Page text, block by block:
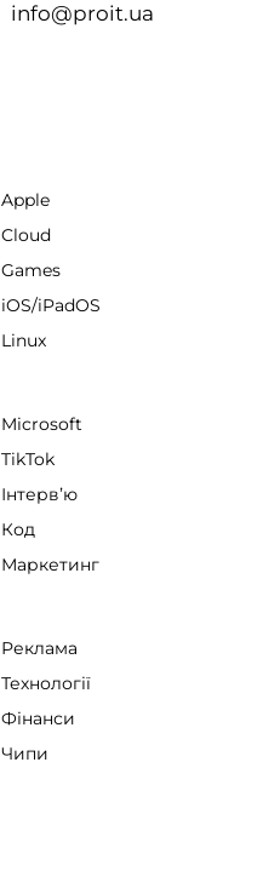
info@proit.ua
Apple
Cloud
Games
iOS/iPadOS
Linux
Microsoft
TikTok
Інтервʼю
Код
Маркетинг
Реклама
Технології
Фінанси
Чипи